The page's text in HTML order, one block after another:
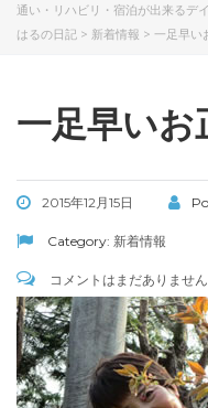
通い・リハビリ・宿泊が出来るデ
はるの日記 > 新着情報 > 一足早い
一足早いお
2015年12月15日
Category: 新着情報
コメントはまだありません